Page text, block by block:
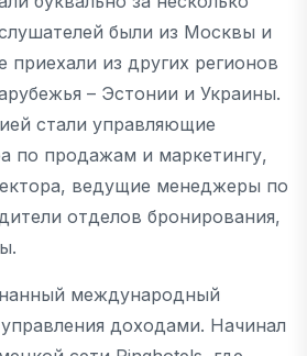
были из Москвы и
приехали из других регионов
– Эстонии и Украины.
стали управляющие
по продажам и маркетингу,
ведущие менеджеры по
отделов бронирования,
международный
доходами. Начинал